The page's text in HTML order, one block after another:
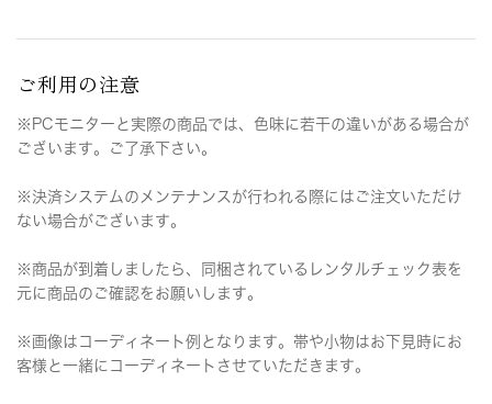
ご利用の注意
※PCモニターと実際の商品では、色味に若干の違いがある場合が
ございます。ご了承下さい。
※決済システムのメンテナンスが行われる際にはご注文いただけ
ない場合がございます。
※商品が到着しましたら、同梱されているレンタルチェック表を
元に商品のご確認をお願いします。
※画像はコーディネート例となります。帯や小物はお下見時にお
客様と一緒にコーディネートさせていただきます。